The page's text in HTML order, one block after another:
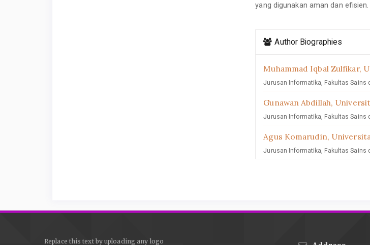
yang digunakan aman dan efisien.
Details
Author Biographies
Muhammad Iqbal Zulfikar,
Jurusan Informatika, Fakultas Sains
Gunawan Abdillah,
Jurusan Informatika, Fakultas Sains
Agus Komarudin,
Jurusan Informatika, Fakultas Sains
Replace this text by uploading any logo